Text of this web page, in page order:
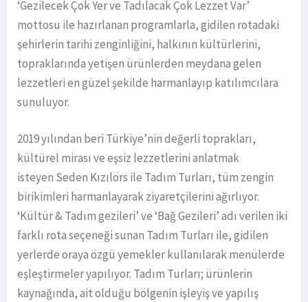
‘Gezilecek Çok Yer ve Tadılacak Çok Lezzet Var’
mottosu ile hazırlanan programlarla, gidilen rotadaki
şehirlerin tarihi zenginliğini, halkının kültürlerini,
topraklarında yetişen ürünlerden meydana gelen
lezzetleri en güzel şekilde harmanlayıp katılımcılara
sunuluyor.
2019 yılından beri Türkiye’nin değerli toprakları,
kültürel mirası ve eşsiz lezzetlerini anlatmak
isteyen Seden Kızılörs ile Tadım Turları, tüm zengin
birikimleri harmanlayarak ziyaretçilerini ağırlıyor.
‘Kültür & Tadım gezileri’ ve ‘Bağ Gezileri’ adı verilen iki
farklı rota seçeneği sunan Tadım Turları ile, gidilen
yerlerde oraya özgü yemekler kullanılarak menülerde
eşleştirmeler yapılıyor. Tadım Turları; ürünlerin
kaynağında, ait olduğu bölgenin işleyiş ve yapılış